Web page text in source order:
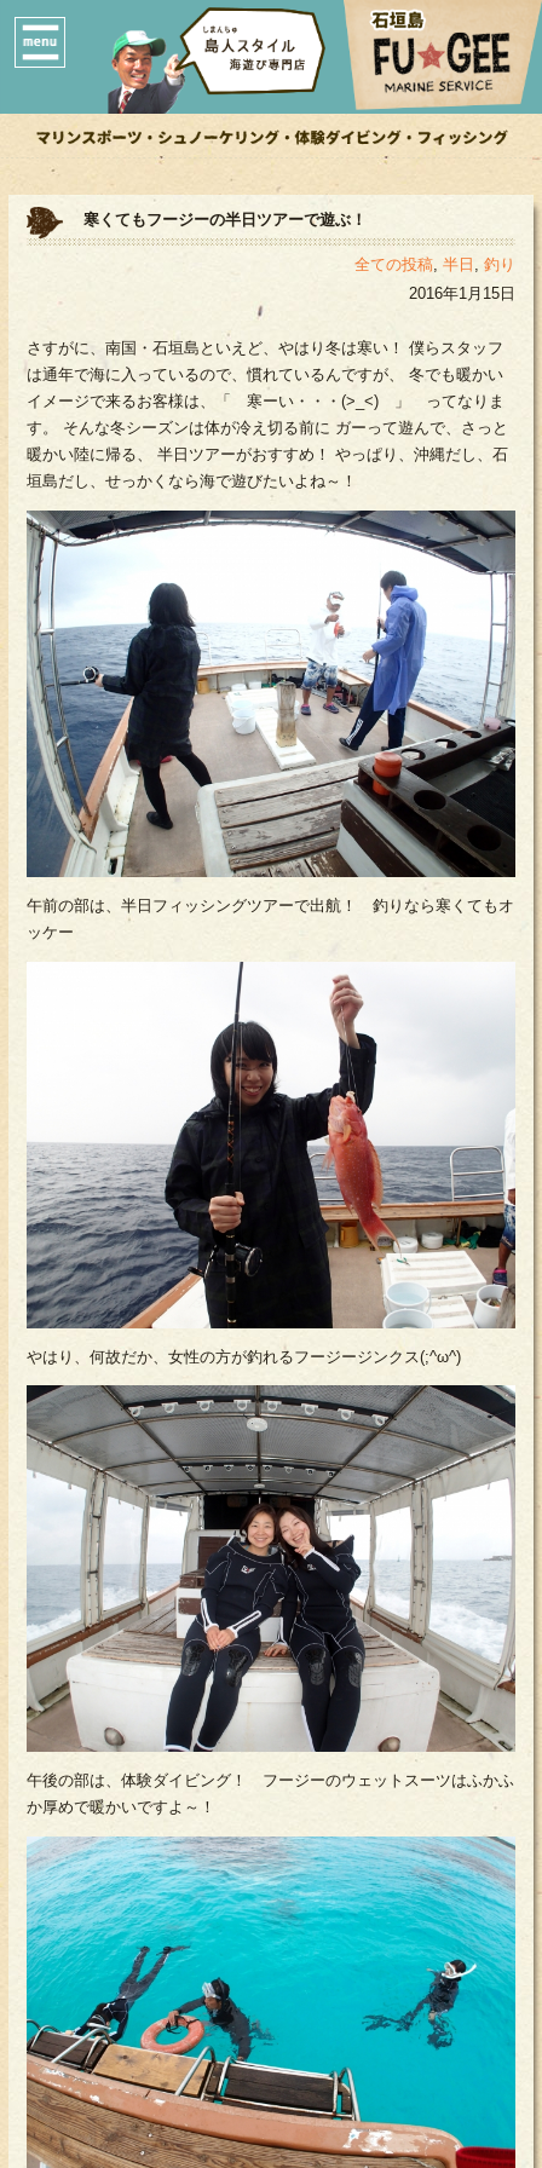
寒くてもフージーの半日ツアーで遊ぶ！
全ての投稿, 半日 , 釣り
2016年1月15日
さすがに、南国・石垣島といえど、やはり冬は寒い！ 僕らスタッフ
は通年で海に入っているので、慣れているんですが、 冬でも暖かい
イメージで来るお客様は、「 寒ーい・・・(>_<) 」 ってなりま
す。 そんな冬シーズンは体が冷え切る前に ガーって遊んで、さっと
暖かい陸に帰る、 半日ツアーがおすすめ！ やっぱり、沖縄だし、石
垣島だし、せっかくなら海で遊びたいよね～！
午前の部は、半日フィッシングツアーで出航！ 釣りなら寒くてもオ
ッケー
やはり、何故だか、女性の方が釣れるフージージンクス(;^ω^)
午後の部は、体験ダイビング！ フージーのウェットスーツはふかふ
か厚めで暖かいですよ～！